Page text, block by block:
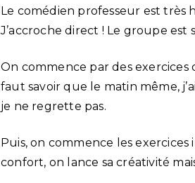
Le comédien professeur est très
J’accroche direct ! Le groupe est
On commence par des exercices
faut savoir que le matin même,
je ne regrette pas.
Puis, on commence les
confort, on lance sa créativité